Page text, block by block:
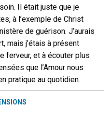
Il était juste que je
à l’exemple de Christ
de guérison. J’aurais
mais j’étais à présent
ferveur, et à écouter plus
que l’Amour nous
pratique au quotidien.